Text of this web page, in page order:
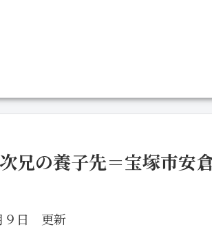
兄の養子先＝宝塚市安
９日 更新